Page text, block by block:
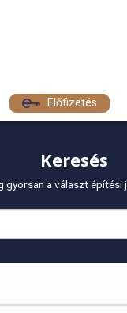
Előfizetés
Keresés
gyorsan a választ építési